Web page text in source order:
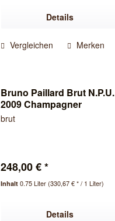
Details
Vergleichen Merken
Bruno Paillard Brut N.P.U.
2009 Champagner
brut
248,00 € *
Inhalt0.75 Liter(330,67 € * / 1 Liter)
Details